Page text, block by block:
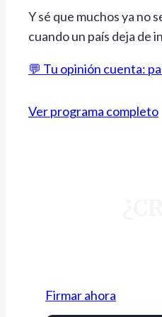
Y sé que muchos ya no
cuando un país deja de
💬 Tu opinión cuenta:
Ver programa completo
Firmar ahora